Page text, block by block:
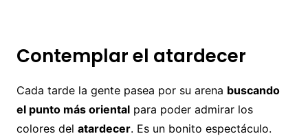
Contemplar el atardecer
Cada tarde la gente pasea por su arena buscando
el punto más orientalpara poder admirar los
colores del atardecer. Es un bonito espectáculo.